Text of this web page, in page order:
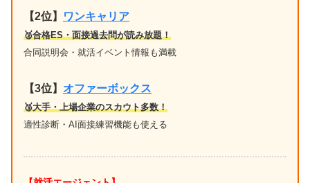
【2位】 ワンキャリア
🥈合格ES・面接過去問が読み放題！
合同説明会・就活イベント情報も満載
【3位】 オファーボックス
🥉大手・上場企業のスカウト多数！
適性診断・AI面接練習機能も使える